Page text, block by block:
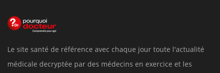
Le site santé de référence avec chaque jour toute l'actualité
médicale decryptée par des médecins en exercice et les